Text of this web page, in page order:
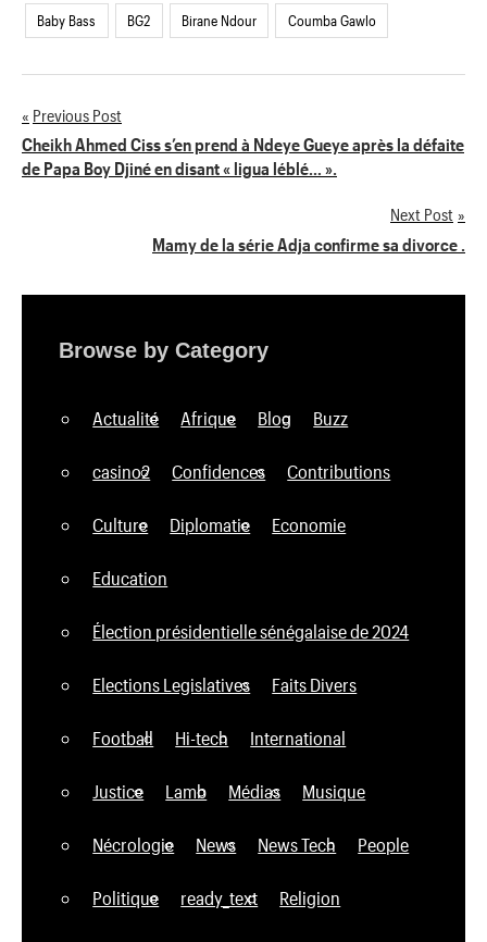
Baby Bass BG2 Birane Ndour Coumba Gawlo
Navigation
de
Previous Post
Cheikh Ahmed Ciss s’en prend à Ndeye Gueye après la défaite
de Papa Boy Djiné en disant « ligua léblé… ».
Next Post
Mamy de la série Adja confirme sa divorce .
Browse by Category
Actualité Afrique Blog Buzz
casino2 Confidences Contributions
Culture Diplomatie Economie
Education
Élection présidentielle sénégalaise de 2024
Elections Legislatives Faits Divers
Football Hi-tech International
Justice Lamb Médias Musique
Nécrologie News News Tech People
Politique ready_text Religion